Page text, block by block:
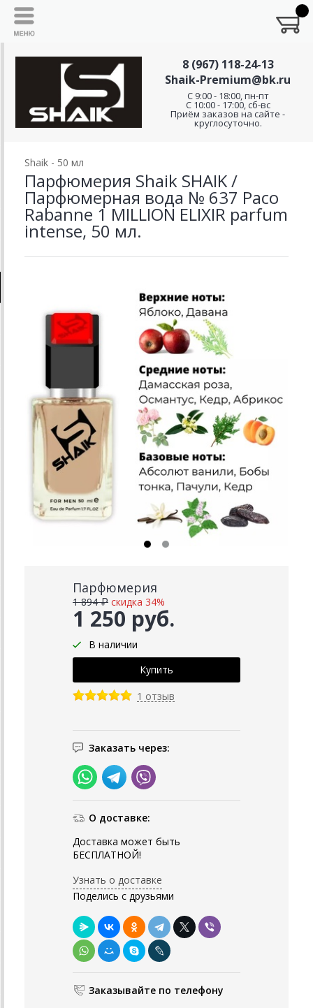
8 (967) 118-24-13
Shaik-Premium@bk.ru
C 9:00 - 18:00, пн-пт
С 10:00 - 17:00, сб-вс
Приём заказов на сайте -
круглосуточно.
Shaik - 50 мл
Парфюмерия Shaik SHAIK /
Парфюмерная вода № 637 Paco
Rabanne 1 MILLION ELIXIR parfum
intense, 50 мл.
Парфюмерия
1 250 руб.
1 894 ₽ скидка 34%
В наличии
1 отзыв
Заказать через:
О доставке:
Доставка может быть
БЕСПЛАТНОЙ!
Узнать о доставке
Поделись с друзьями
Заказывайте по телефону